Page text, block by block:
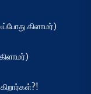
கிளாமர்)